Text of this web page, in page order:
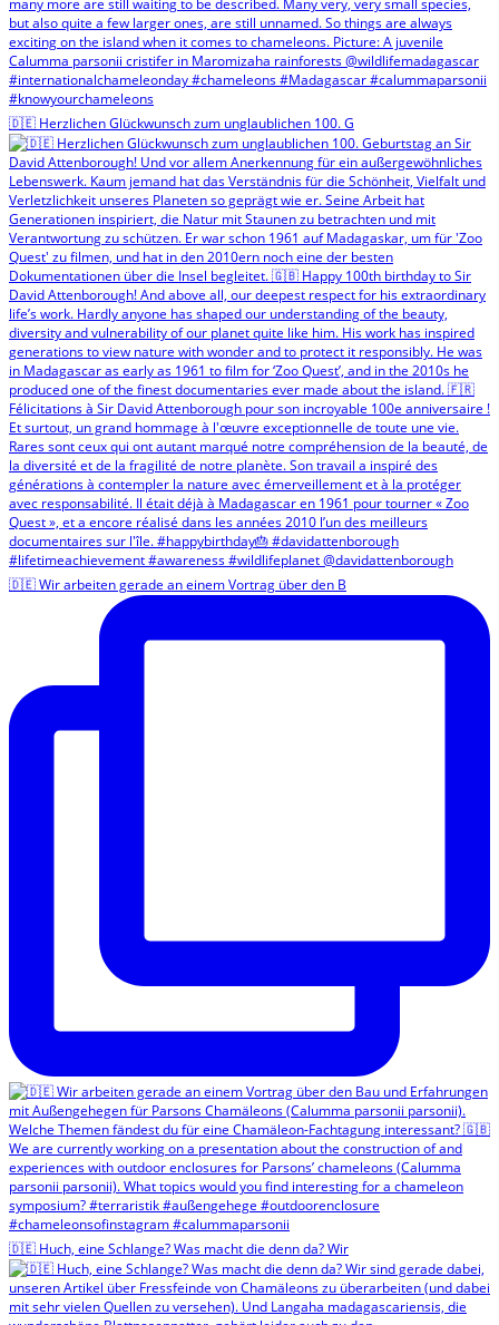
🇩🇪 Herzlichen Glückwunsch zum unglaublichen 100. G
🇩🇪 Wir arbeiten gerade an einem Vortrag über den B
🇩🇪 Huch, eine Schlange? Was macht die denn da? Wir